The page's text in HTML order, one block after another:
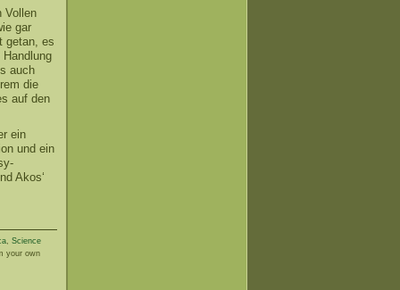
Vollen
gar
getan, es
auch
die
auf den
ein
und ein
Akos‘
Science
your own